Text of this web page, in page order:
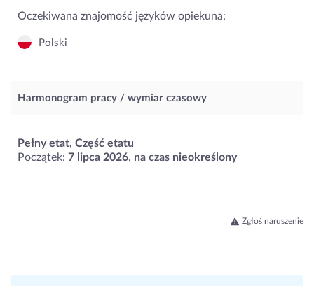
Oczekiwana znajomość języków opiekuna:
Polski
Harmonogram pracy / wymiar czasowy
Pełny etat, Część etatu
Początek: 7 lipca 2026, na czas nieokreślony
Zgłoś naruszenie